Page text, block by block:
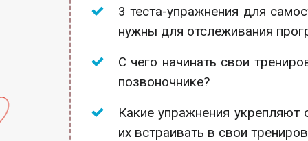
3 теста-упражнения для
нужны для отслеживания
С чего начинать свои
позвоночнике?
Какие упражнения
их встраивать в свои